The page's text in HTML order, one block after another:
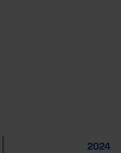
2024